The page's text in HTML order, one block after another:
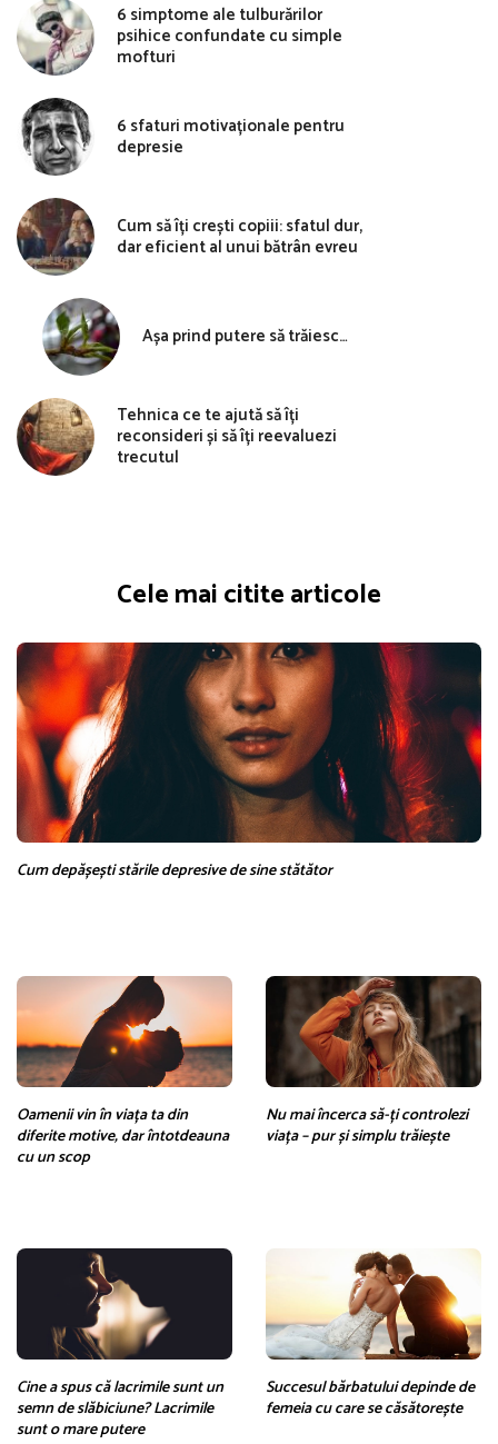
6 simptome ale tulburărilor
psihice confundate cu simple
mofturi
6 sfaturi motivaționale pentru
depresie
Cum să îți crești copiii: sfatul dur,
dar eficient al unui bătrân evreu
Așa prind putere să trăiesc…
Tehnica ce te ajută să îți
reconsideri și să îți reevaluezi
trecutul
Cele mai citite articole
Cum depășești stările depresive de sine stătător
Oamenii vin în viața ta din
diferite motive, dar întotdeauna
cu un scop
Nu mai încerca să-ți controlezi
viața – pur și simplu trăiește
Cine a spus că lacrimile sunt un
semn de slăbiciune? Lacrimile
sunt o mare putere
Succesul bărbatului depinde de
femeia cu care se căsătorește